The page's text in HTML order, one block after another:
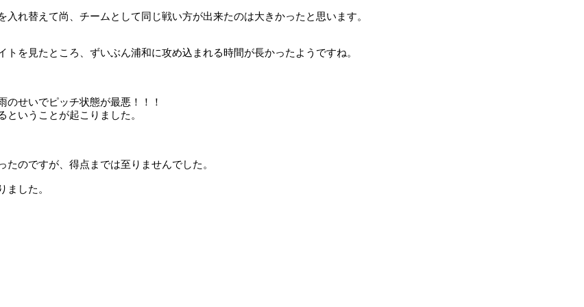
れ替えて尚、チームとして同じ戦い方が出来たのは大きかったと思います。
を見たところ、ずいぶん浦和に攻め込まれる時間が長かったようですね。
せいでピッチ状態が最悪！！！
いうことが起こりました。
のですが、得点までは至りませんでした。
ました。